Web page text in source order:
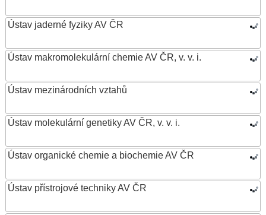
Ústav jaderné fyziky AV ČR
Ústav makromolekulární chemie AV ČR, v. v. i.
Ústav mezinárodních vztahů
Ústav molekulární genetiky AV ČR, v. v. i.
Ústav organické chemie a biochemie AV ČR
Ústav přístrojové techniky AV ČR